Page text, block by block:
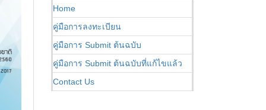
Home
คู่มือการลงทะเบียน
คู่มือการ Submit ต้นฉบับ
คู่มือการ Submit ต้นฉบับที่แก้ไขแล้ว
Contact Us